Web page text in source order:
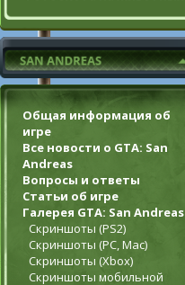
Общая информация об
игре
Все новости о GTA: San
Andreas
Вопросы и ответы
Статьи об игре
Галерея GTA: San Andreas
Скриншоты (PS2)
Скриншоты (PC, Mac)
Скриншоты (Xbox)
Скриншоты мобильной